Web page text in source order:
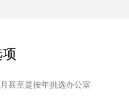
甚至是按年挑选办公室